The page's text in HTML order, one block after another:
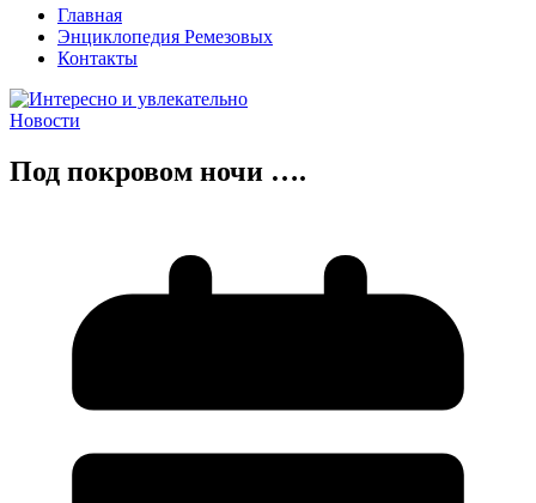
Главная
Энциклопедия Ремезовых
Контакты
Новости
Под покровом ночи ….